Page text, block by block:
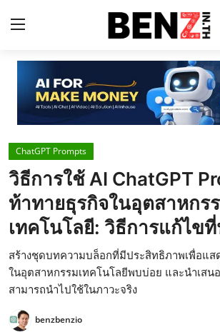
Home
Contact
AI Tools
ChatGPT Prompts
ข่าว AI รอบโลก
ThaiGPT Builder
คอร์สเรียน ChatGPT
ChatGPT Prompts
วิธีการใช้ AI ChatGPT
ท้าทายธุรกิจในอุตสาหกร
เทคโนโลยี: วิธีการแก้ไข
สร้างชุดบทความบล็อกที่มีประสิทธิภาพเพื่อแส
ในอุตสาหกรรมเทคโนโลยีพบบ่อย และนำเสน
สามารถนำไปใช้ในภาวะจริง
benzbenzio